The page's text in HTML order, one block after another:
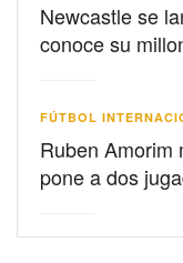
Newcastle se
conoce su
FÚTBOL
Ruben Amorim
pone a dos